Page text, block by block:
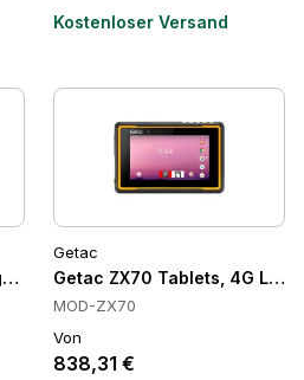
Kostenloser Versand
Tablets, 8 GB, IP65, 10.1 in
Getac
Getac ZX70 Tablets, 4G LTE,
MOD-ZX70
Von
838,31 €